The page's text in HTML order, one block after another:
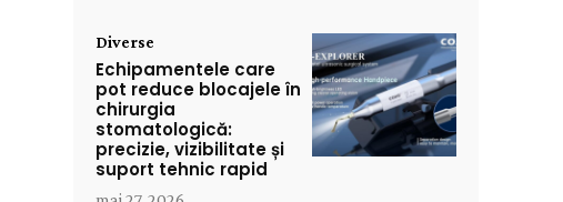
Diverse
Echipamentele care
pot reduce blocajele în
chirurgia
stomatologică:
precizie, vizibilitate și
suport tehnic rapid